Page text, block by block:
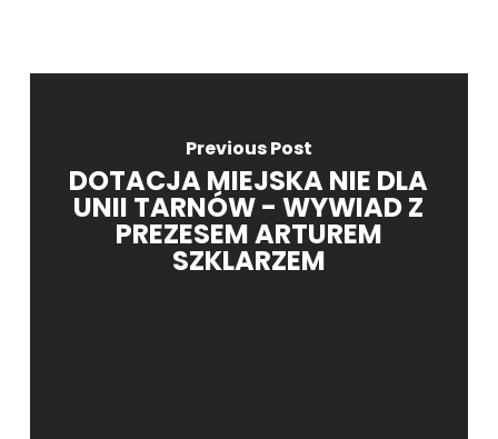
Previous Post
DOTACJA MIEJSKA NIE DLA
UNII TARNÓW - WYWIAD Z
PREZESEM ARTUREM
SZKLARZEM